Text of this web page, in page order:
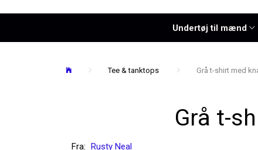
Undertøj til mænd
Tee & tanktops Grå t-shirt med
Grå t-
Fra: Rusty Neal